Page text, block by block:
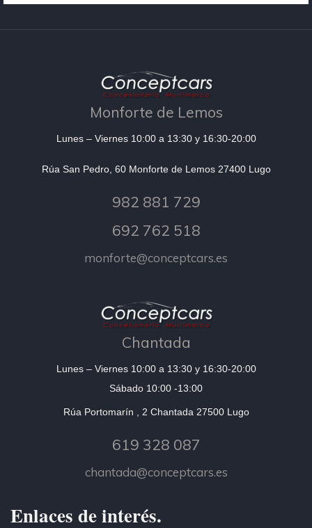
Monforte de Lemos
Lunes – Viernes 10:00 a 13:30 y 16:30-20:00
Rúa San Pedro, 60 Monforte de Lemos 27400 Lugo
982 881 729
692 762 518
monforte@conceptcars.es
Chantada
Lunes – Viernes 10:00 a 13:30 y 16:30-20:00
Sábado 10:00 -13:00
Rúa Portomarín , 2 Chantada 27500 Lugo
619 328 087
chantada@conceptcars.es
Enlaces de interés.